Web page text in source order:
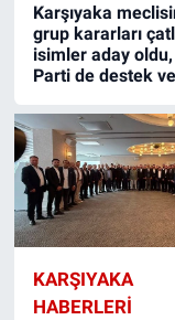
Karşıyaka
grup kararları
isimler aday
Parti de destek
KARŞIYAKA
HABERLERI